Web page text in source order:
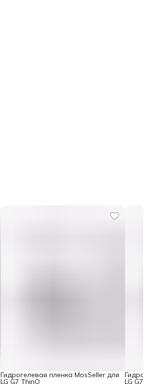
Гидрогелевая пленка MosSeller для
LG G7 ThinQ LG G7